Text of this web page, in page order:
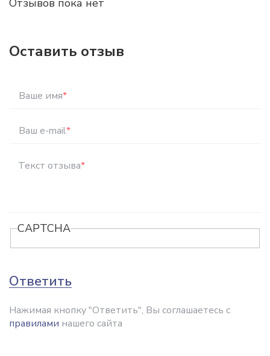
Отзывов пока нет
Оставить отзыв
Ваше имя*
Ваш e-mail*
Текст отзыва*
CAPTCHA
Ответить
Нажимая кнопку "Ответить", Вы соглашаетесь с
правилами нашего сайта